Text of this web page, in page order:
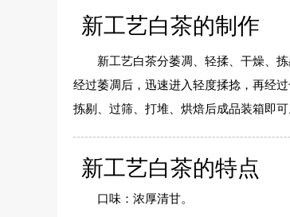
新工艺白茶的制作
新工艺白茶分萎凋、轻揉、干燥、拣
经过萎凋后，迅速进入轻度揉捻，再经
拣剔、过筛、打堆、烘焙后成品装箱即
新工艺白茶的特点
口味：浓厚清甘。